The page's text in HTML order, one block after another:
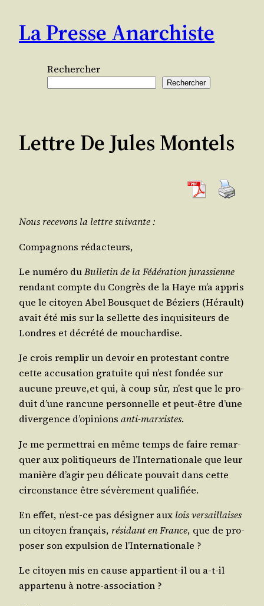
contenu
La Presse Anarchiste
Rechercher
Rechercher
Lettre De Jules Montels
Nous rece­vons la lettre suivante :
Com­pa­gnons rédacteurs,
Le numé­ro duBul­le­tin de la Fédé­ra­tion juras­sienne
ren­dant compte du Congrès de la Haye m’a appris
que le citoyen Abel Bous­quet de Béziers (Hérault)
avait été mis sur la sel­lette des inqui­si­teurs de
Londres et décré­té de mouchardise.
Je crois rem­plir un devoir en pro­tes­tant contre
cette accu­sa­tion gra­tuite qui n’est fon­dée sur
aucune preuve,et qui, à coup sûr, n’est que le pro­
duit d’une ran­cune per­son­nelle et peut-être d’une
diver­gence d’o­pi­nions anti-mar­xistes.
Je me per­met­trai en même temps de faire remar­
quer aux poli­ti­queurs de l’In­ter­na­tio­nale que leur
manière d’a­gir peu déli­cate pou­vait dans cette
cir­cons­tance être sévè­re­ment qualifiée.
En effet, n’est-ce pas dési­gner aux lois ver­saillaises
un citoyen fran­çais, rési­dant en France, que de pro­
po­ser son expul­sion de l’Internationale ?
Le citoyen mis en cause appar­tient-il ou a‑t-il
appar­te­nu à notre-association ?